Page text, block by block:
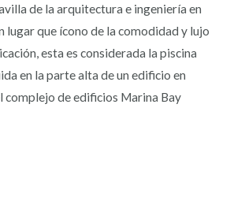
de la arquitectura e ingeniería en
lugar que ícono de la comodidad y lujo
esta es considerada la piscina
en la parte alta de un edificio en
complejo de edificios Marina Bay